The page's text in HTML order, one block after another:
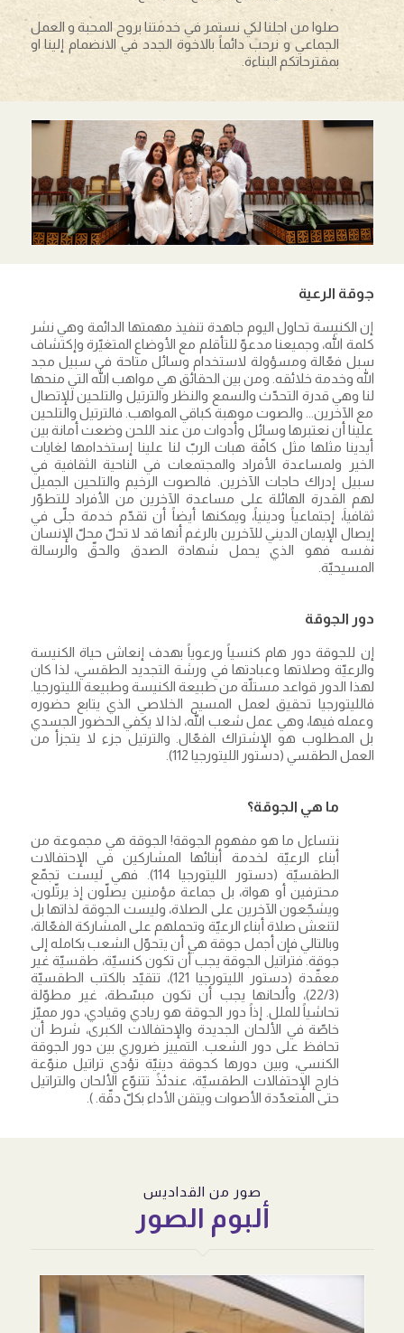
صلوا من اجلنا لكي نستمر في خدمتنا بروح المحبة و العمل
الجماعي و نرحب دائماً بالاخوة الجدد في الانضمام إلينا او
بمقترحاتكم البناءة.
جوقة الرعية
إن الكنيسة تحاول اليوم جاهدة تنفيذ مهمتها الدائمة وهي نشر
كلمة الله، وجميعنا مدعوّ للتأقلم مع الأوضاع المتغيّرة وإكتشاف
سبل فعّالة ومسؤولة لاستخدام وسائل متاحة في سبيل مجد
الله وخدمة خلائقه. ومن بين الحقائق هي مواهب الله التي منحها
لنا وهي قدرة التحدّث والسمع والنظر والترتيل والتلحين للإتصال
مع الآخرين... والصوت موهبة كباقي المواهب. فالترتيل والتلحين
علينا أن نعتبرها وسائل وأدوات من عند اللحن وضعت أمانة بين
أيدينا مثلها مثل كافّة هبات الربّ لنا علينا إستخدامها لغايات
الخير ولمساعدة الأفراد والمجتمعات في الناحية الثقافية في
سبيل إدراك حاجات الآخرين. فالصوت الرخيم والتلحين الجميل
لهم القدرة الهائلة على مساعدة الآخرين من الأفراد للتطوّر
ثقافياَ، إجتماعياً ودينياً، ويمكنها أيضاً أن تقدّم خدمة جلّى في
إيصال الإيمان الديني للآخرين بالرغم أنها قد لا تحلّ محلّ الإنسان
نفسه فهو الذي يحمل شهادة الصدق والحقّ والرسالة
المسيحيّة.
دور الجوقة
إن للجوقة دور هام كنسياً ورعوياً بهدف إنعاش حياة الكنيسة
والرعيّة وصلاتها وعبادتها في ورشة التجديد الطقسي، لذا كان
لهذا الدور قواعد مستلّة من طبيعة الكنيسة وطبيعة الليتورجيا.
فالليتورجيا تحقيق لعمل المسيح الخلاصي الذي يتابع حضوره
وعمله فيها، وهي عمل شعب الله، لذا لا يكفي الحضور الجسدي
بل المطلوب هو الإشتراك الفعّال. والترتيل جزء لا يتجزأ من
العمل الطقسي (دستور الليتورجيا 112).
ما هي الجوقة؟
نتساءل ما هو مفهوم الجوقة! الجوقة هي مجموعة من
أبناء الرعيّة لخدمة أبنائها المشاركين في الإحتفالات
الطقسيّة (دستور الليتورجيا 114). فهي ليست تجمّع
محترفين أو هواة، بل جماعة مؤمنين يصلّون إذ يرتّلون،
ويشجّعون الآخرين على الصلاة، وليست الجوقة لذاتها بل
لتنعش صلاة أبناء الرعيّة وتحملهم على المشاركة الفعّالة،
وبالتالي فإن أجمل جوقة هي أن يتحوّل الشعب بكامله إلى
جوقة. فتراتيل الجوقة يجب أن تكون كنسيّة، طقسيّة غير
معقّدة (دستور الليتورجيا 121)، تتقيّد بالكتب الطقسيّة
(22/3)، وألحانها يجب أن تكون مبسّطة، غير مطوّلة
تحاشياً للملل. إذاً دور الجوقة هو ريادي وقيادي، دور مميّز
خاصّة في الألحان الجديدة والإحتفالات الكبرى، شرط أن
تحافظ على دور الشعب. التمييز ضروري بين دور الجوقة
الكنسي، وبين دورها كجوقة دينيّة تؤدي تراتيل منوّعة
خارج الإحتفالات الطقسيّة، عندئذً تتنوّع الألحان والتراتيل
حتى المتعدّدة الأصوات ويتقن الأداء بكلّ دقّة. ).
صور من القداديس
ألبوم الصور